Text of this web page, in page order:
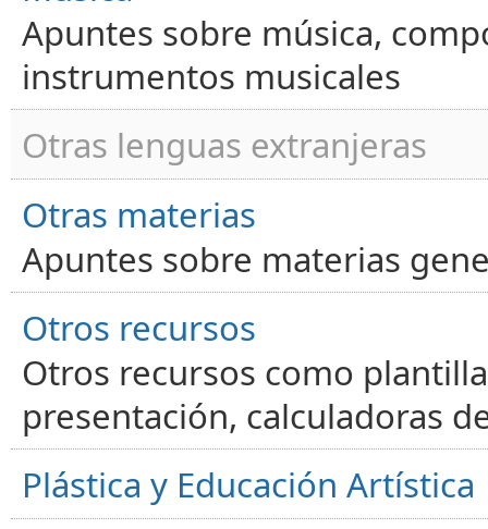
Apuntes sobre música,
instrumentos musicales
Otras lenguas extranjeras
Otras materias
Apuntes sobre materias
Otros recursos
Otros recursos como
presentación, calculadoras
Plástica y Educación Artística